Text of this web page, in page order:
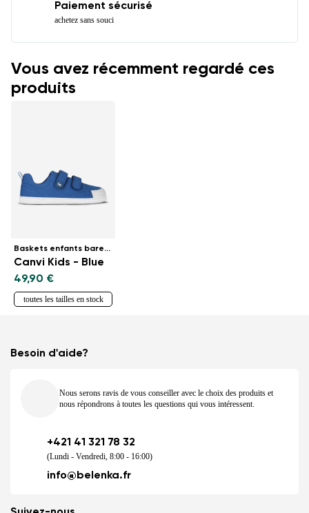
Paiement sécurisé
achetez sans souci
Vous avez récemment regardé ces
produits
Baskets enfants barefoot
Canvi Kids - Blue
49,90 €
toutes les tailles en stock
Besoin d'aide?
Nous serons ravis de vous conseiller avec le choix des produits et
nous répondrons à toutes les questions qui vous intéressent.
+421 41 321 78 32
(Lundi - Vendredi, 8:00 - 16:00)
info@belenka.fr